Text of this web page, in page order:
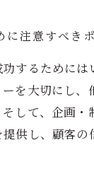
に注意すべき
するために
ーを大切にし
そして、企画
提供し、顧客